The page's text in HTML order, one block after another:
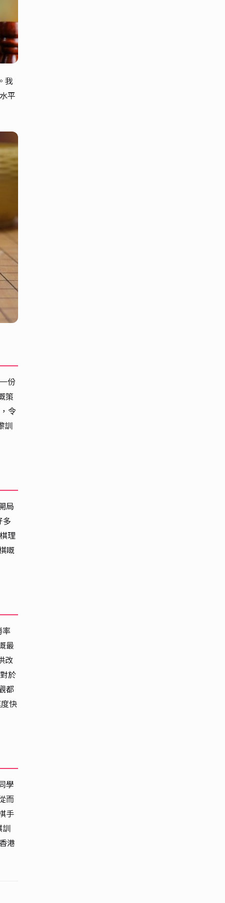
我
平
份
策
令
訓
局
多
理
嘅
率
最
改
於
都
快
學
而
手
訓
港